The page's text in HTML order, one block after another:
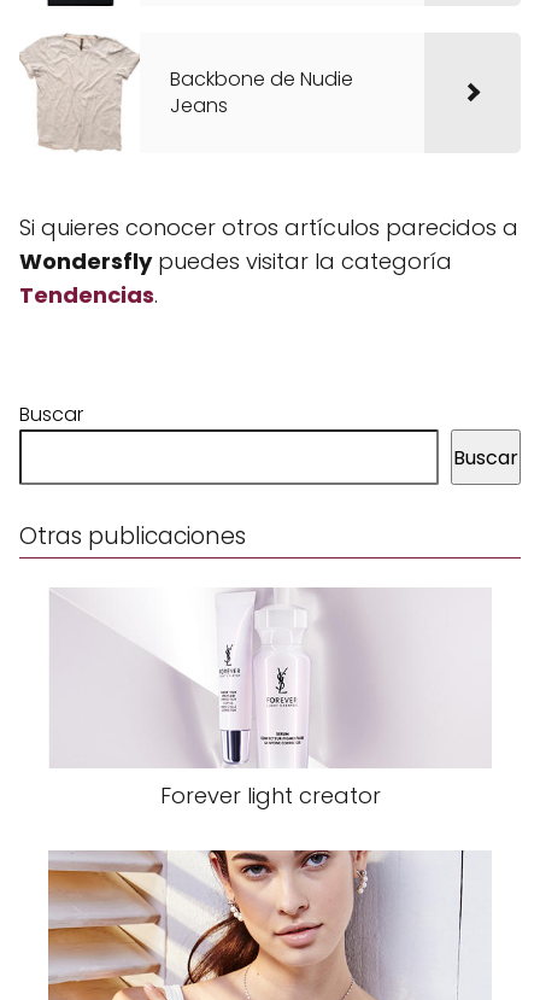
Backbone de Nudie
Jeans
Si quieres conocer otros artículos parecidos a
Wondersflypuedes visitar la categoría
Tendencias.
Buscar
Buscar
Otras publicaciones
Forever light creator